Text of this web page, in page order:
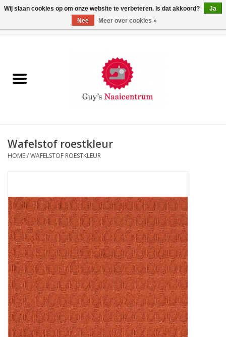
Machines
Opbergsystemen
Hobby/Knutselen
Stoffen
Breien en haken
Handwerk
Wafelstof roestkleur
HOME/WAFELSTOF ROESTKLEUR
Wij slaan cookies op om onze website te verbeteren. Is dat akkoord?
Ja
Nee
Meer over cookies »